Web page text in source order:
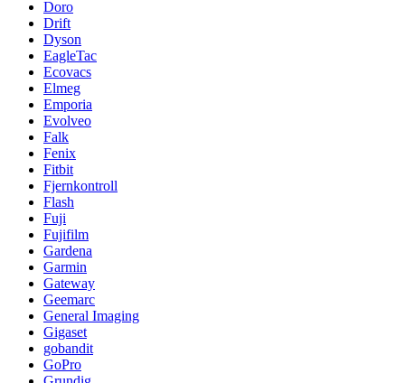
Doro
Drift
Dyson
EagleTac
Ecovacs
Elmeg
Emporia
Evolveo
Falk
Fenix
Fitbit
Fjernkontroll
Flash
Fuji
Fujifilm
Gardena
Garmin
Gateway
Geemarc
General Imaging
Gigaset
gobandit
GoPro